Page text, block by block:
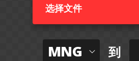
选择文件
MNG 到